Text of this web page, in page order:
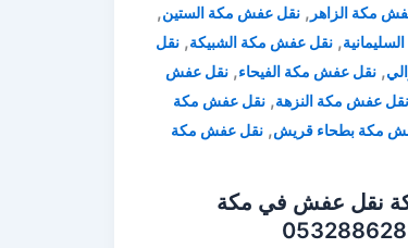
مكة الزاهر , نقل عفش مكة الستين,
, نقل عفش مكة الشبيكة, نقل
, نقل عفش مكة الفيحاء, نقل عفش
نقل عفش مكة النزهة, نقل عفش مكة
مكة بطحاء قريش, نقل عفش مكة
نقل عفش في مكة